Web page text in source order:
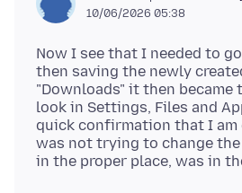
10/06/2026 05:38
Now I see that I needed to
then saving the newly
"Downloads" it then became
look in Settings, Files and
quick confirmation that I am
was not trying to change